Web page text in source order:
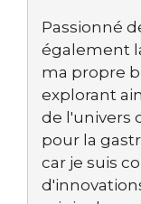
Passionné
également
ma propre
explorant
de l'univers
pour la
car je suis